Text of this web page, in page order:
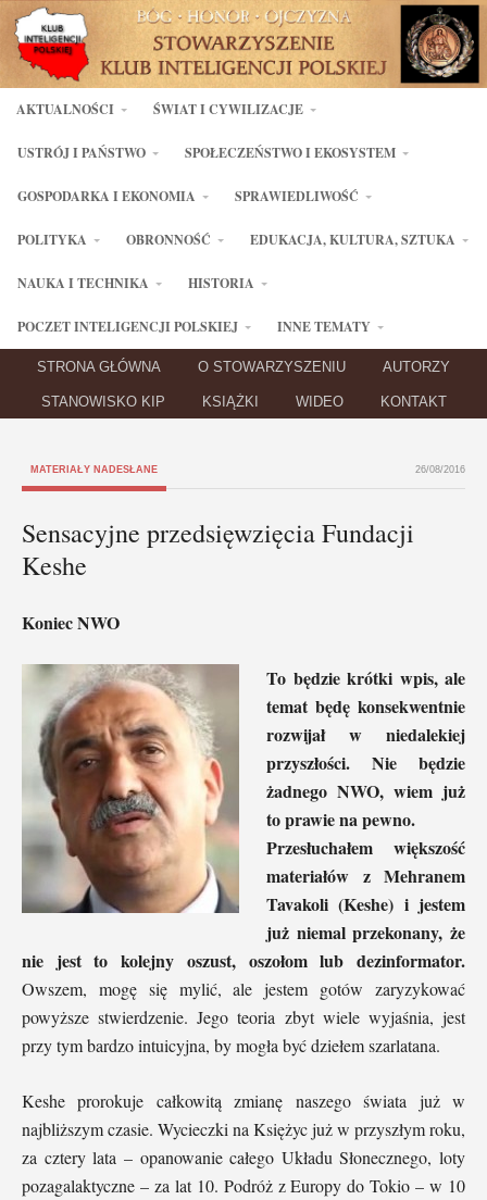
AKTUALNOŚCI ŚWIAT I CYWILIZACJE
USTRÓJ I PAŃSTWO SPOŁECZEŃSTWO I EKOSYSTEM
GOSPODARKA I EKONOMIA SPRAWIEDLIWOŚĆ
POLITYKA OBRONNOŚĆ EDUKACJA, KULTURA, SZTUKA
NAUKA I TECHNIKA HISTORIA
POCZET INTELIGENCJI POLSKIEJ INNE TEMATY
STRONA GŁÓWNA O STOWARZYSZENIU AUTORZY
STANOWISKO KIP KSIĄŻKI WIDEO KONTAKT
MATERIAŁY NADESŁANE 26/08/2016
Sensacyjne przedsięwzięcia Fundacji
Keshe
Koniec NWO
To będzie krótki wpis, ale
temat będę konsekwentnie
rozwijał w niedalekiej
przyszłości. Nie będzie
żadnego NWO, wiem już
to prawie na pewno.
Przesłuchałem większość
materiałów z Mehranem
Tavakoli (Keshe) i jestem
już niemal przekonany, że
nie jest to kolejny oszust, oszołom lub dezinformator.
Owszem, mogę się mylić, ale jestem gotów zaryzykować
powyższe stwierdzenie. Jego teoria zbyt wiele wyjaśnia, jest
przy tym bardzo intuicyjna, by mogła być dziełem szarlatana.
Keshe prorokuje całkowitą zmianę naszego świata już w
najbliższym czasie. Wycieczki na Księżyc już w przyszłym roku,
za cztery lata – opanowanie całego Układu Słonecznego, loty
pozagalaktyczne – za lat 10. Podróż z Europy do Tokio – w 10